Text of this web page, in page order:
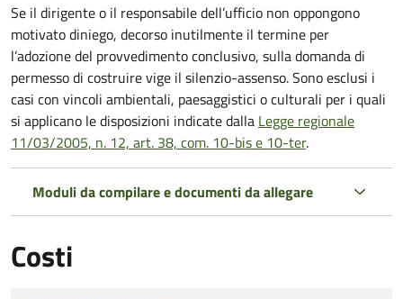
Se il dirigente o il responsabile dell’ufficio non oppongono
motivato diniego, decorso inutilmente il termine per
l’adozione del provvedimento conclusivo, sulla domanda di
permesso di costruire vige il silenzio-assenso. Sono esclusi i
casi con vincoli ambientali, paesaggistici o culturali per i quali
si applicano le disposizioni indicate dalla Legge regionale
11/03/2005, n. 12, art. 38, com. 10-bis e 10-ter.
Moduli da compilare e documenti da allegare
Costi